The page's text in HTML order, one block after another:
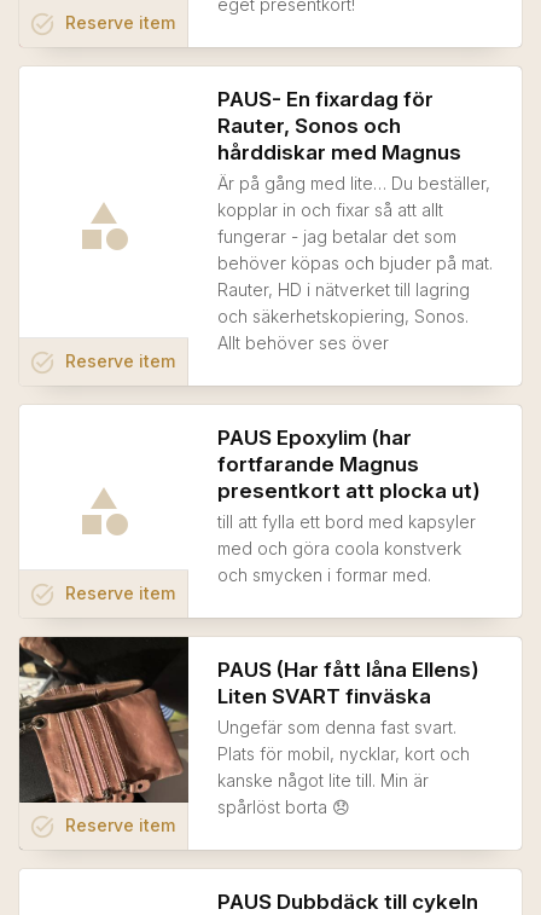
eget presentkort!
task_alt Reserve item
PAUS- En fixardag för
Rauter, Sonos och
hårddiskar med Magnus
Är på gång med lite… Du beställer,
kopplar in och fixar så att allt
fungerar - jag betalar det som
behöver köpas och bjuder på mat.
Rauter, HD i nätverket till lagring
och säkerhetskopiering, Sonos.
Allt behöver ses över
task_alt Reserve item
PAUS Epoxylim (har
fortfarande Magnus
presentkort att plocka ut)
till att fylla ett bord med kapsyler
med och göra coola konstverk
och smycken i formar med.
task_alt Reserve item
PAUS (Har fått låna Ellens)
Liten SVART finväska
Ungefär som denna fast svart.
Plats för mobil, nycklar, kort och
kanske något lite till. Min är
spårlöst borta 😞
task_alt Reserve item
PAUS Dubbdäck till cykeln